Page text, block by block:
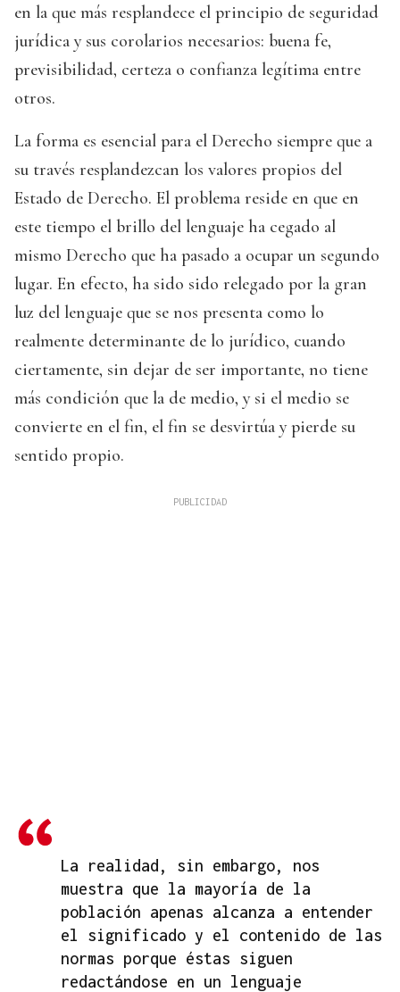
en la que más resplandece el principio de seguridad
jurídica y sus corolarios necesarios: buena fe,
previsibilidad, certeza o confianza legítima entre
otros.
La forma es esencial para el Derecho siempre que a
su través resplandezcan los valores propios del
Estado de Derecho. El problema reside en que en
este tiempo el brillo del lenguaje ha cegado al
mismo Derecho que ha pasado a ocupar un segundo
lugar. En efecto, ha sido sido relegado por la gran
luz del lenguaje que se nos presenta como lo
realmente determinante de lo jurídico, cuando
ciertamente, sin dejar de ser importante, no tiene
más condición que la de medio, y si el medio se
convierte en el fin, el fin se desvirtúa y pierde su
sentido propio.
La realidad, sin embargo, nos
muestra que la mayoría de la
población apenas alcanza a entender
el significado y el contenido de las
normas porque éstas siguen
redactándose en un lenguaje